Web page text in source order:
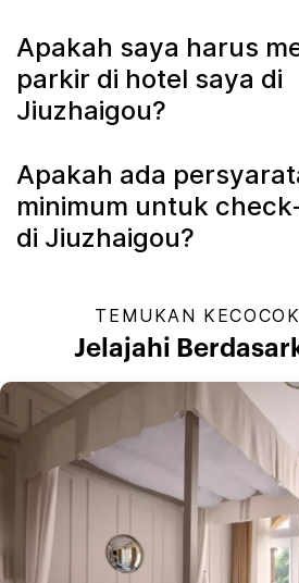
Apakah saya harus
parkir di hotel saya di
Jiuzhaigou?
Apakah ada
minimum untuk
di Jiuzhaigou?
TEMUKAN
Jelajahi